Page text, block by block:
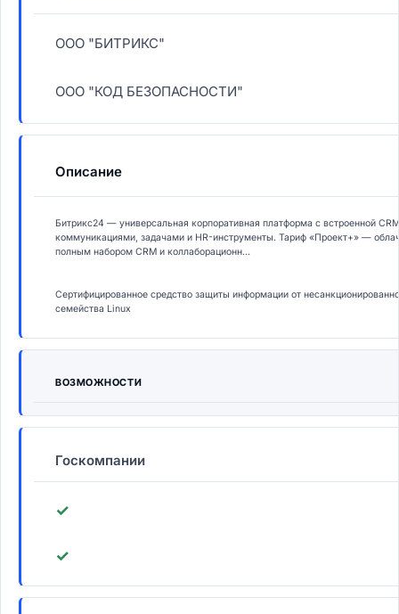
ООО "БИТРИКС"
ООО "КОД БЕЗОПАСНОСТИ"
Описание
Битрикс24 — универсальная корпоративная платформа с встроенной
коммуникациями, задачами и HR-инструменты. Тариф «Проект+» —
полным набором CRM и коллаборационн...
Сертифицированное средство защиты информации от
семейства Linux
ВОЗМОЖНОСТИ
Госкомпании
✓
✓